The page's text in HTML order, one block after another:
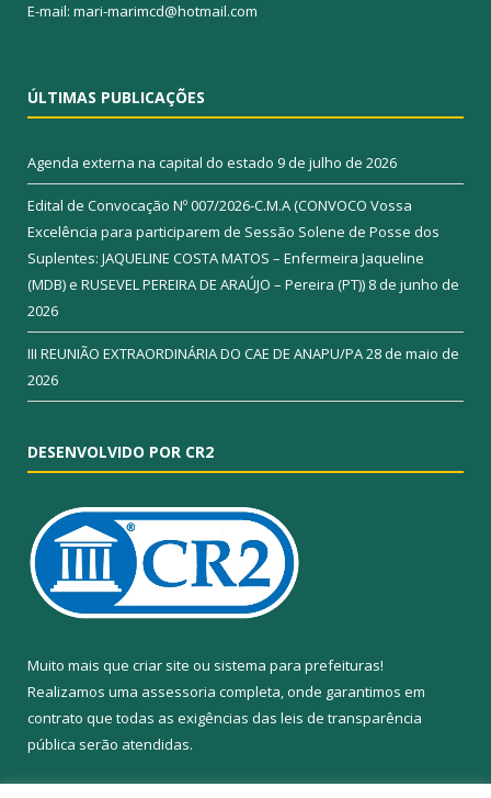
E-mail: mari-marimcd@hotmail.com
ÚLTIMAS PUBLICAÇÕES
Agenda externa na capital do estado 9 de julho de 2026
Edital de Convocação Nº 007/2026-C.M.A (CONVOCO Vossa
Excelência para participarem de Sessão Solene de Posse dos
Suplentes: JAQUELINE COSTA MATOS – Enfermeira Jaqueline
(MDB) e RUSEVEL PEREIRA DE ARAÚJO – Pereira (PT)) 8 de junho de
2026
III REUNIÃO EXTRAORDINÁRIA DO CAE DE ANAPU/PA28 de maio de
2026
DESENVOLVIDO POR CR2
Muito mais que criar site ou sistema para prefeituras!
Realizamos uma assessoria completa, onde garantimos em
contrato que todas as exigências das leis de transparência
pública serão atendidas.